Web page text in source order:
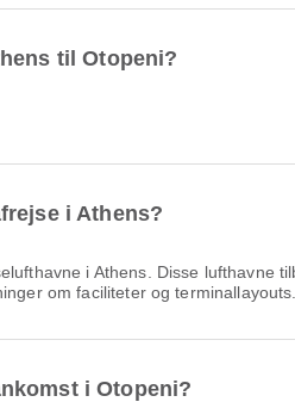
til Otopeni?
i Athens?
i Athens. Disse lufthavne
om faciliteter og terminallayouts.
i Otopeni?